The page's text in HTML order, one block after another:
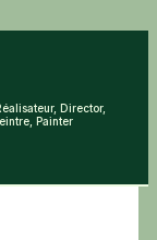
Director,
Painter